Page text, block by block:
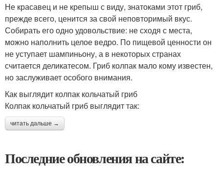
Не красавец и не крепыш с виду, знатоками этот гриб,
прежде всего, ценится за свой неповторимый вкус.
Собирать его одно удовольствие: не сходя с места,
можно наполнить целое ведро. По пищевой ценности он
не уступает шампиньону, а в некоторых странах
считается деликатесом. Гриб колпак мало кому известен,
но заслуживает особого внимания.
Как выглядит колпак кольчатый гриб
Колпак кольчатый гриб выглядит так:
читать дальше →
Последние обновления на сайте: